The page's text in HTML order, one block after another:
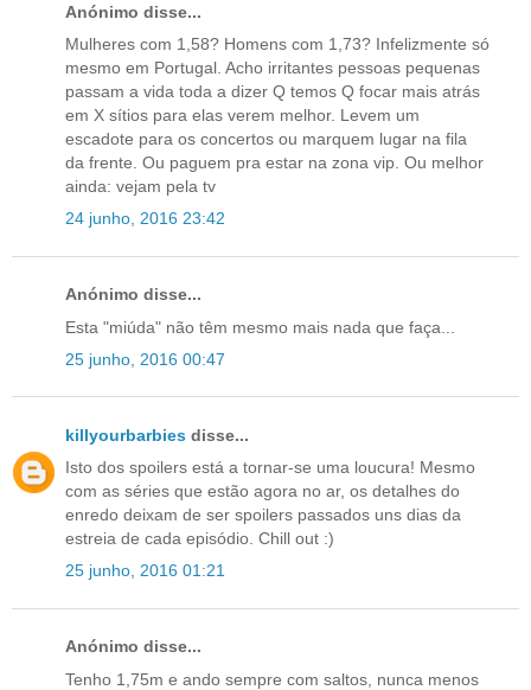
Anónimo disse...
Mulheres com 1,58? Homens com 1,73? Infelizmente só
mesmo em Portugal. Acho irritantes pessoas pequenas
passam a vida toda a dizer Q temos Q focar mais atrás
em X sítios para elas verem melhor. Levem um
escadote para os concertos ou marquem lugar na fila
da frente. Ou paguem pra estar na zona vip. Ou melhor
ainda: vejam pela tv
24 junho, 2016 23:42
Anónimo disse...
Esta "miúda" não têm mesmo mais nada que faça...
25 junho, 2016 00:47
killyourbarbies disse...
Isto dos spoilers está a tornar-se uma loucura! Mesmo
com as séries que estão agora no ar, os detalhes do
enredo deixam de ser spoilers passados uns dias da
estreia de cada episódio. Chill out :)
25 junho, 2016 01:21
Anónimo disse...
Tenho 1,75m e ando sempre com saltos, nunca menos